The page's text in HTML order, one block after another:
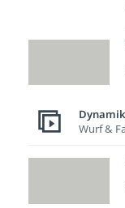
Dynamik
Wurf &